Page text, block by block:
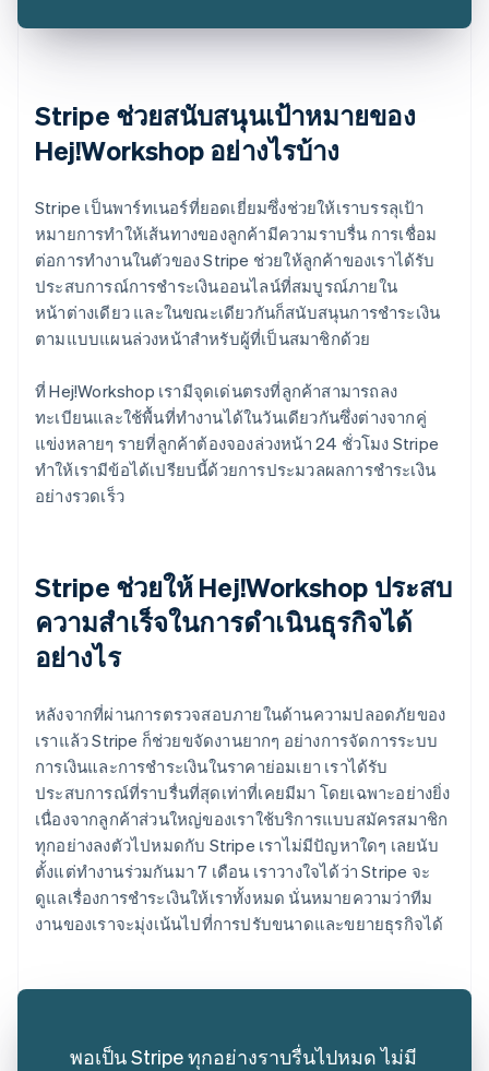
Stripe ช่วยสนับสนุนเป้าหมายของ
Hej!Workshop อย่างไรบ้าง
Stripe เป็นพาร์ทเนอร์ที่ยอดเยี่ยมซึ่งช่วยให้เราบรรลุเป้า
หมายการทำให้เส้นทางของลูกค้ามีความราบรื่น การเชื่อม
ต่อการทำงานในตัวของ Stripe ช่วยให้ลูกค้าของเราได้รับ
ประสบการณ์การชำระเงินออนไลน์ที่สมบูรณ์ภายใน
หน้าต่างเดียว และในขณะเดียวกันก็สนับสนุนการชำระเงิน
ตามแบบแผนล่วงหน้าสำหรับผู้ที่เป็นสมาชิกด้วย
ที่ Hej!Workshop เรามีจุดเด่นตรงที่ลูกค้าสามารถลง
ทะเบียนและใช้พื้นที่ทำงานได้ในวันเดียวกันซึ่งต่างจากคู่
แข่งหลายๆ รายที่ลูกค้าต้องจองล่วงหน้า 24 ชั่วโมง Stripe
ทำให้เรามีข้อได้เปรียบนี้ด้วยการประมวลผลการชำระเงิน
อย่างรวดเร็ว
Stripe ช่วยให้ Hej!Workshop ประสบ
ความสำเร็จในการดำเนินธุรกิจได้
อย่างไร
หลังจากที่ผ่านการตรวจสอบภายในด้านความปลอดภัยของ
เราแล้ว Stripe ก็ช่วยขจัดงานยากๆ อย่างการจัดการระบบ
การเงินและการชำระเงินในราคาย่อมเยา เราได้รับ
ประสบการณ์ที่ราบรื่นที่สุดเท่าที่เคยมีมา โดยเฉพาะอย่างยิ่ง
เนื่องจากลูกค้าส่วนใหญ่ของเราใช้บริการแบบสมัครสมาชิก
ทุกอย่างลงตัวไปหมดกับ Stripe เราไม่มีปัญหาใดๆ เลยนับ
ตั้งแต่ทำงานร่วมกันมา 7 เดือน เราวางใจได้ว่า Stripe จะ
ดูแลเรื่องการชำระเงินให้เราทั้งหมด นั่นหมายความว่าทีม
งานของเราจะมุ่งเน้นไปที่การปรับขนาดและขยายธุรกิจได้
พอเป็น Stripe ทุกอย่างราบรื่นไปหมด ไม่มี